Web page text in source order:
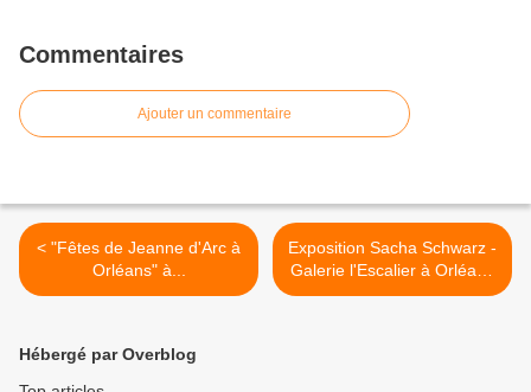
Commentaires
Ajouter un commentaire
< "Fêtes de Jeanne d'Arc à
Orléans" à...
Exposition Sacha Schwarz -
Galerie l'Escalier à Orléans
- 7 au 22 avril 2018 >
Hébergé par Overblog